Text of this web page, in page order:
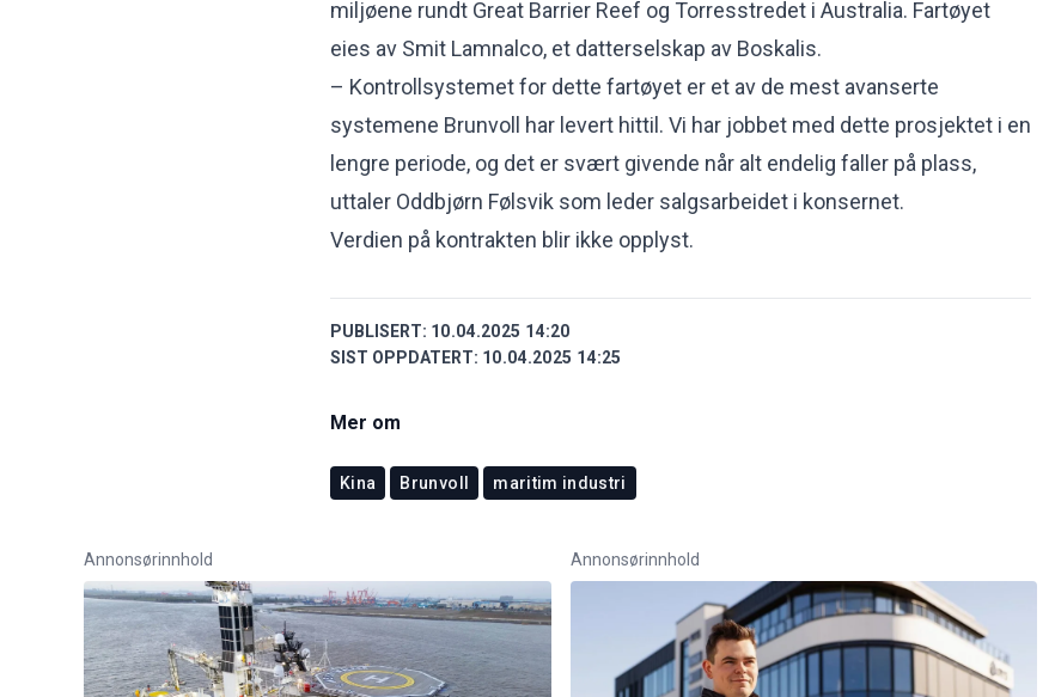
miljøene rundt Great Barrier Reef og Torresstredet i Australia. Fartøyet
eies av Smit Lamnalco, et datterselskap av Boskalis.
– Kontrollsystemet for dette fartøyet er et av de mest avanserte
systemene Brunvoll har levert hittil. Vi har jobbet med dette prosjektet i en
lengre periode, og det er svært givende når alt endelig faller på plass,
uttaler Oddbjørn Følsvik som leder salgsarbeidet i konsernet.
Verdien på kontrakten blir ikke opplyst.
PUBLISERT: 10.04.2025 14:20
SIST OPPDATERT: 10.04.2025 14:25
Mer om
Kina Brunvoll maritim industri
Annonsørinnhold Annonsørinnhold